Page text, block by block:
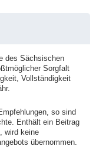
des Sächsischen
Sorgfalt
Vollständigkeit
so sind
Enthält ein Beitrag
wird keine
übernommen.